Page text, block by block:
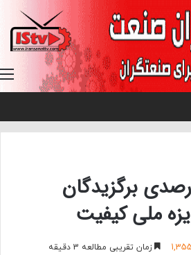
۱۳۲ درصدی برگزیدگان
ملی کیفیت
1,355 زمان تقریبی مطالعه 3 دقیقه